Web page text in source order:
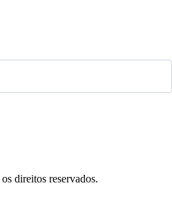
direitos reservados.